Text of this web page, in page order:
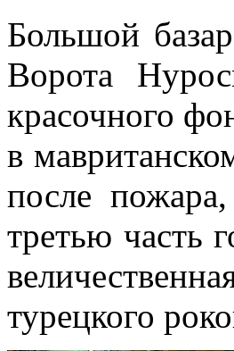
Большой
Ворота
красочного
в
после
третью часть
турецкого